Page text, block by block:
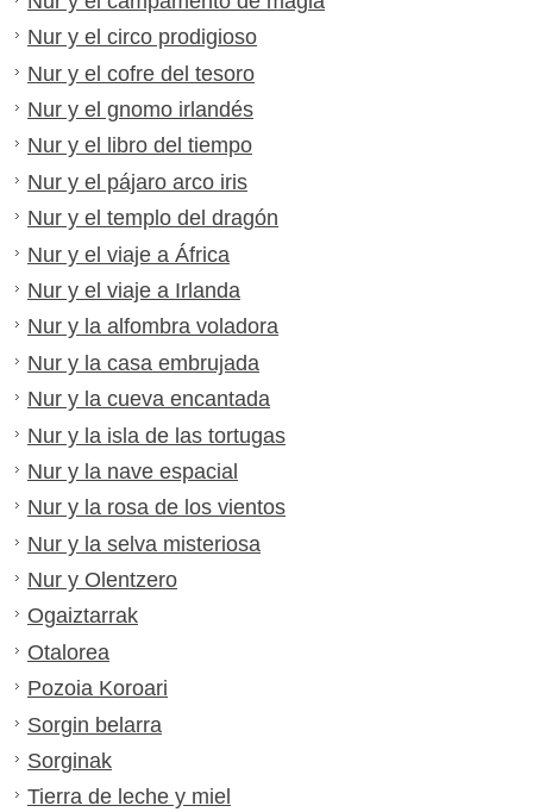
Nur y el circo prodigioso
Nur y el cofre del tesoro
Nur y el gnomo irlandés
Nur y el libro del tiempo
Nur y el pájaro arco iris
Nur y el templo del dragón
Nur y el viaje a África
Nur y el viaje a Irlanda
Nur y la alfombra voladora
Nur y la casa embrujada
Nur y la cueva encantada
Nur y la isla de las tortugas
Nur y la nave espacial
Nur y la rosa de los vientos
Nur y la selva misteriosa
Nur y Olentzero
Ogaiztarrak
Otalorea
Pozoia Koroari
Sorgin belarra
Sorginak
Tierra de leche y miel